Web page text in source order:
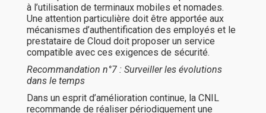
à l’utilisation de terminaux mobiles et nomades.
Une attention particulière doit être apportée aux
mécanismes d’authentification des employés et le
prestataire de Cloud doit proposer un service
compatible avec ces exigences de sécurité.
Recommandation n°7 : Surveiller les évolutions
dans le temps
Dans un esprit d’amélioration continue, la CNIL
recommande de réaliser périodiquement une